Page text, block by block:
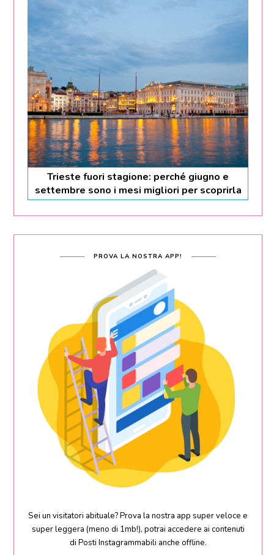
Trieste fuori stagione: perché giugno e
settembre sono i mesi migliori per scoprirla
PROVA LA NOSTRA APP!
Sei un visitatori abituale? Prova la nostra app super veloce e
super leggera (meno di 1mb!), potrai accedere ai contenuti
di Posti Instagrammabili anche offline.